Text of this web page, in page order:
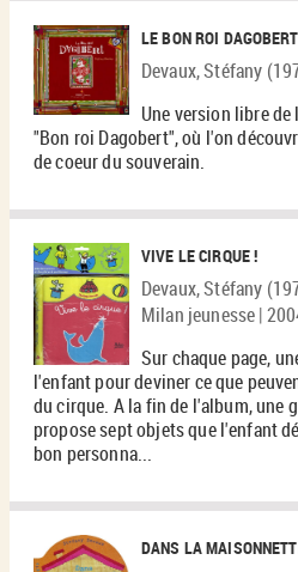
LE BON ROI DAGOBERT
Devaux, Stéfany
Une version libre
"Bon roi Dagobert", où l'on
de coeur du souverain.
VIVE LE CIRQUE !
Devaux, Stéfany
Milan jeunesse |
Sur chaque page,
l'enfant pour deviner ce que
du cirque. A la fin de l'album, une
propose sept objets que l'enfant
bon personna...
DANS LA